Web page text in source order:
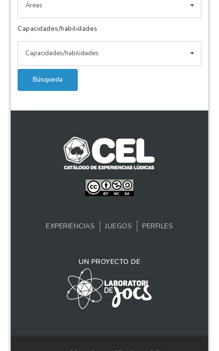
Áreas
Capacidades/habilidades
Capacidades/habilidades
Búsqueda
EXPERIENCIAS JUEGOS PERFILES
UN PROYECTO DE